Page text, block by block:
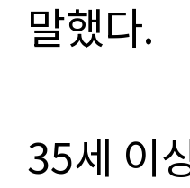
말했다.
35세 이